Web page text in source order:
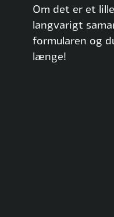
Om det er et
langvarigt
formularen og
længe!